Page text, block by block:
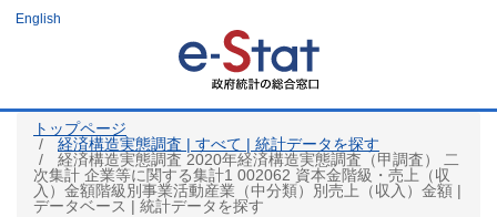
ツ
English
トップページ
経済構造実態調査 | すべて | 統計データを探す
経済構造実態調査 2020年経済構造実態調査（甲調査） 二
次集計 企業等に関する集計1 002062 資本金階級・売上（収
入）金額階級別事業活動産業（中分類）別売上（収入）金額 |
データベース | 統計データを探す